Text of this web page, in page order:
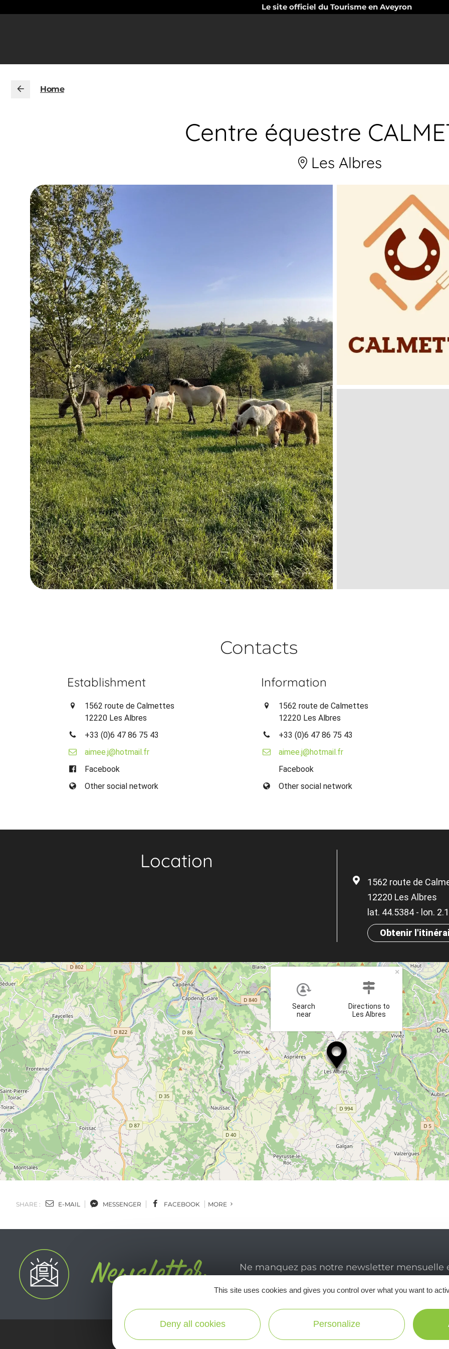
Le site officiel du Tourisme en Aveyron
Home
Centre équestre
Les Albres
Contacts
Establishment
1562 route de Calmettes
12220 Les Albres
+33 (0)6 47 86 75 43
aimee.j@hotmail.fr
Facebook
Other social network
Information
1562 route de Calmettes
12220 Les Albres
+33 (0)6 47 86 75 43
aimee.j@hotmail.fr
Facebook
Other social network
Location
1562 route de
12220 Les Albres
lat. 44.5384 - lon.
Obtenir
Search
near
Directions to
Les Albres
×
SHARE : E-MAIL MESSENGER FACEBOOK MORE
Ne manquez pas notre newsletter mensuelle
This site uses cookies and gives you control over what you want to
Deny all cookies Personalize